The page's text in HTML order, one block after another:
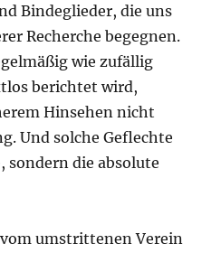
Bindeglieder, die uns
Recherche begegnen.
wie zufällig
berichtet wird,
Hinsehen nicht
Und solche Geflechte
sondern die absolute
umstrittenen Verein